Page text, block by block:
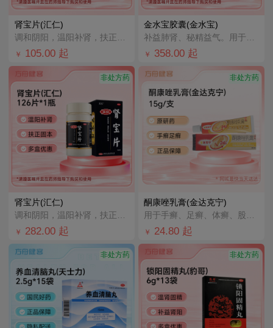
肾宝片(汇仁)
调和阴阳，温阳补肾，扶正固本。用于腰腿酸痛，精神不振，夜尿频多，畏寒怕冷，妇女白带清稀。
￥ 105.00 起
金水宝胶囊(金水宝)
补益肺肾、秘精益气。用于肺肾两虚，精气不足，久咳虚喘，神疲乏力，不寐健忘，腰膝酸软，月经不调，阳痿早
￥ 358.00 起
非处方药
肾宝片(汇仁)
￥ 282.00 起
非处方药
酮康唑乳膏(金达克宁)
￥ 24.80 起
非处方药 非处方药